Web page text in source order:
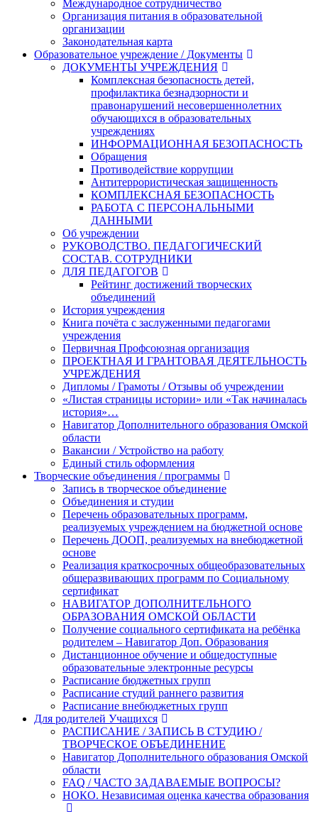
Международное сотрудничество
Организация питания в образовательной
организации
Законодательная карта
Образовательное учреждение / Документы
ДОКУМЕНТЫ УЧРЕЖДЕНИЯ
Комплексная безопасность детей,
профилактика безнадзорности и
правонарушений несовершеннолетних
обучающихся в образовательных
учреждениях
ИНФОРМАЦИОННАЯ БЕЗОПАСНОСТЬ
Обращения
Противодействие коррупции
Антитеррористическая защищенность
КОМПЛЕКСНАЯ БЕЗОПАСНОСТЬ
РАБОТА С ПЕРСОНАЛЬНЫМИ
ДАННЫМИ
Об учреждении
РУКОВОДСТВО. ПЕДАГОГИЧЕСКИЙ
СОСТАВ. СОТРУДНИКИ
ДЛЯ ПЕДАГОГОВ
Рейтинг достижений творческих
объединений
История учреждения
Книга почёта с заслуженными педагогами
учреждения
Первичная Профсоюзная организация
ПРОЕКТНАЯ И ГРАНТОВАЯ ДЕЯТЕЛЬНОСТЬ
УЧРЕЖДЕНИЯ
Дипломы / Грамоты / Отзывы об учреждении
«Листая страницы истории» или «Так начиналась
история»…
Навигатор Дополнительного образования Омской
области
Вакансии / Устройство на работу
Единый стиль оформления
Творческие объединения / программы
Запись в творческое объединение
Объединения и студии
Перечень образовательных программ,
реализуемых учреждением на бюджетной основе
Перечень ДООП, реализуемых на внебюджетной
основе
Реализация краткосрочных общеобразовательных
общеразвивающих программ по Социальному
сертификат
НАВИГАТОР ДОПОЛНИТЕЛЬНОГО
ОБРАЗОВАНИЯ ОМСКОЙ ОБЛАСТИ
Получение социального сертификата на ребёнка
родителем – Навигатор Доп. Образования
Дистанционное обучение и общедоступные
образовательные электронные ресурсы
Расписание бюджетных групп
Расписание студий раннего развития
Расписание внебюджетных групп
Для родителей Учащихся
РАСПИСАНИЕ / ЗАПИСЬ В СТУДИЮ /
ТВОРЧЕСКОЕ ОБЪЕДИНЕНИЕ
Навигатор Дополнительного образования Омской
области
FAQ / ЧАСТО ЗАДАВАЕМЫЕ ВОПРОСЫ?
НОКО. Независимая оценка качества образования